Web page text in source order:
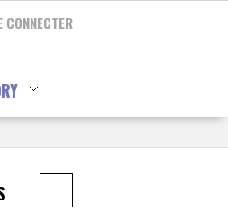
CONNECTER